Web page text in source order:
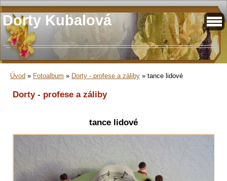
Dorty Kubalová
Úvod » Fotoalbum » Dorty - profese a záliby » tance lidové
Dorty - profese a záliby
tance lidové